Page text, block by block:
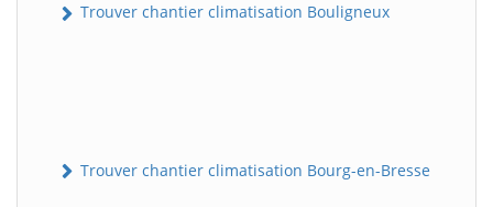
Trouver chantier climatisation Bouligneux
Trouver chantier climatisation Bourg-en-Bresse